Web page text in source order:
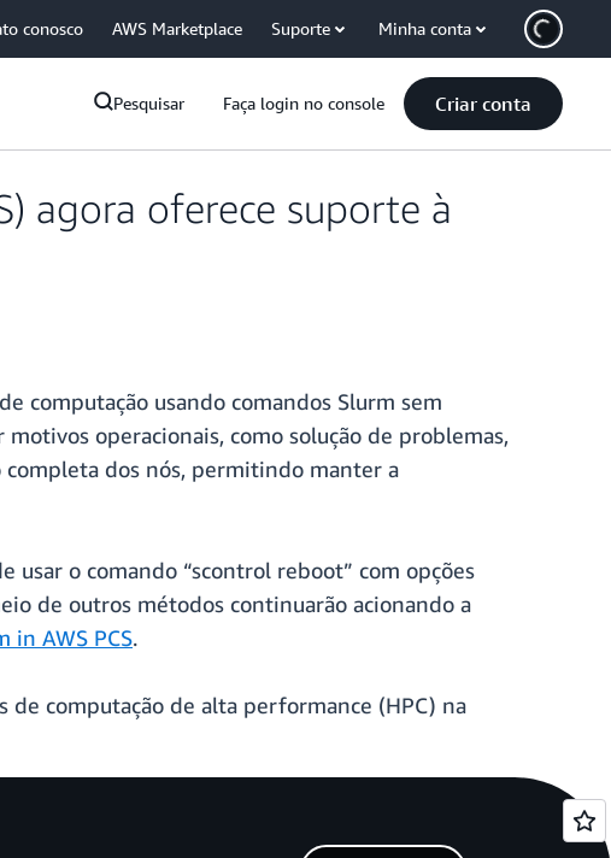
conosco AWS Marketplace Suporte Minha conta
Pesquisar Faça login no console Criar conta
agora oferece suporte à
computação usando comandos Slurm sem
operacionais, como solução de problemas,
completa dos nós, permitindo manter a
usar o comando “scontrol reboot” com opções
de outros métodos continuarão acionando a
in AWS PCS.
de computação de alta performance (HPC) na